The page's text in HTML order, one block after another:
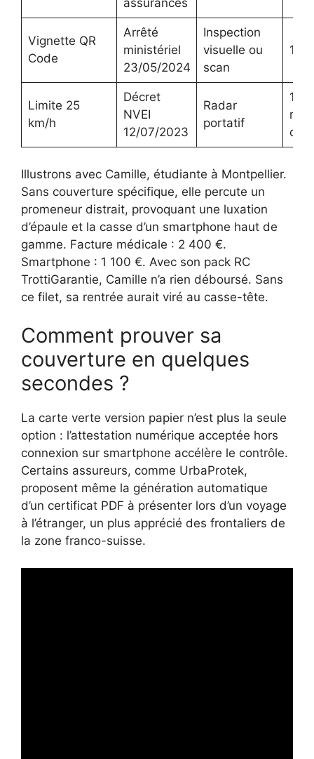
assurances
Vignette QR
Code
Arrêté
ministériel
23/05/2024
Inspection
visuelle ou
scan
135
Limite 25
km/h
Décret
NVEI
12/07/2023
Radar
portatif
135
Illustrons avec Camille, étudiante à Montpellier.
Sans couverture spécifique, elle percute un
promeneur distrait, provoquant une luxation
d’épaule et la casse d’un smartphone haut de
gamme. Facture médicale : 2 400 €.
Smartphone : 1 100 €. Avec son pack RC
TrottiGarantie, Camille n’a rien déboursé. Sans
ce filet, sa rentrée aurait viré au casse-tête.
Comment prouver sa
couverture en quelques
secondes ?
La carte verte version papier n’est plus la seule
option : l’attestation numérique acceptée hors
connexion sur smartphone accélère le contrôle.
Certains assureurs, comme UrbaProtek,
proposent même la génération automatique
d’un certificat PDF à présenter lors d’un voyage
à l’étranger, un plus apprécié des frontaliers de
la zone franco-suisse.